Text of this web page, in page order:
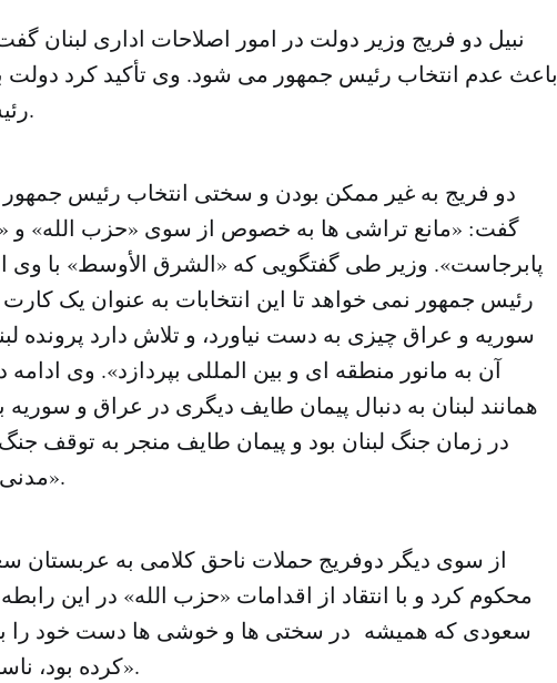
نبیل دو فریج وزیر دولت در امور اصلاحات اداری لبنان
باعث عدم انتخاب رئیس جمهور می شود. وی تأکید کرد دولت
رئیس جمهور هنوز باقی است.
دو فریج به غیر ممکن بودن و سختی انتخاب رئیس
گفت: «مانع تراشی ها به خصوص از سوی «حزب الله» و
پابرجاست». وزیر طی گفتگویی که «الشرق الأوسط» با وی
رئیس جمهور نمی خواهد تا این انتخابات به عنوان یک
سوریه و عراق چیزی به دست نیاورد، و تلاش دارد پرونده
آن به مانور منطقه ای و بین المللی بپردازد». وی ادامه
همانند لبنان به دنبال پیمان طایف دیگری در عراق و
در زمان جنگ لبنان بود و پیمان طایف منجر به توقف
مدنی و ایجاد قانون اساسی شد».
از سوی دیگر دوفریج حملات ناحق کلامی به عربستان
محکوم کرد و با انتقاد از اقدامات «حزب الله» در این
سعودی که همیشه در سختی ها و خوشی ها دست خود را برای
کرده بود، ناسپاسی و قدرنشناسی است».